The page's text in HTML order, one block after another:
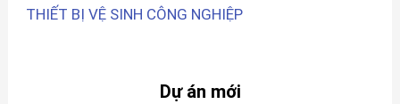
THIẾT BỊ VỆ SINH CÔNG NGHIỆP
Dự án mới